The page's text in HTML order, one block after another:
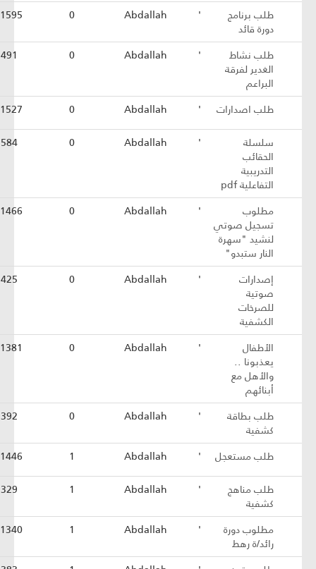
طلب برنامج
دورة قائد
Abdallah
1595
طلب نشاط
الغدير لفرقة
البراعم
Abdallah
1491
طلب اصدارات '
Abdallah
1527
سلسلة
الحقائب
التدريبية
التفاعلية pdf
Abdallah
1584
مطلوب
تسجيل صوتي
لنشيد "سهرة
النار ستبدو"
Abdallah
1466
إصدارات
صوتية
للصرخات
الكشفية
Abdallah
1425
الأطفال
يعذبونا ..
والأهل مع
أبنائهم
Abdallah
1381
طلب بطاقة
كشفية
Abdallah
1392
طلب مستعجل '
Abdallah
1446
طلب مناهج
كشفية
Abdallah
1329
مطلوب دورة
رائد/ة رهط
Abdallah
1340